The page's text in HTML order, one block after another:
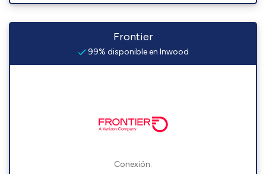
Frontier
99% disponible en Inwood
Conexión: